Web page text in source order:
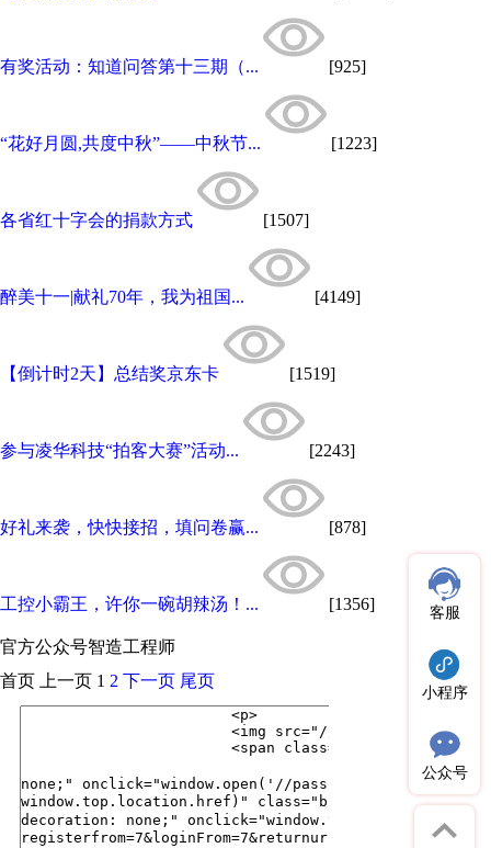
有奖活动：知道问答第十三期（... [925]
“花好月圆,共度中秋”——中秋节... [1223]
各省红十字会的捐款方式 [1507]
醉美十一|献礼70年，我为祖国... [4149]
【倒计时2天】总结奖京东卡 [1519]
参与凌华科技“拍客大赛”活动... [2243]
好礼来袭，快快接招，填问卷赢... [878]
工控小霸王，许你一碗胡辣汤！... [1356]
官方公众号智造工程师
客服
小程序
公众号
首页 上一页 1 2 下一页 尾页